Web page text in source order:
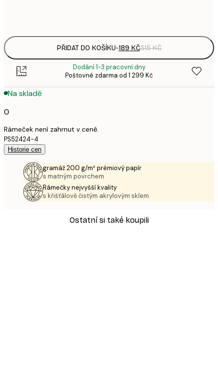
PŘIDAT DO KOŠÍKU-189 KČ315 KČ
Dodání 1-3 pracovní dny
Poštovné zdarma od 1 299 Kč
Na skladě
0
Rámeček není zahrnut v ceně.
PS52424-4
Historie cen
gramáž 200 g/m² prémiový papír
s matným povrchem
Rámečky nejvyšší kvality
s křišťálově čistým akrylovým sklem.
Ostatní si také koupili